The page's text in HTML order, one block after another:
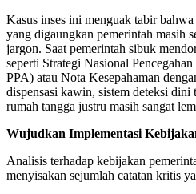
Kasus inses ini menguak tabir
yang digaungkan pemerintah masih
jargon. Saat pemerintah sibuk
seperti Strategi Nasional
PPA) atau Nota Kesepahaman
dispensasi kawin, sistem deteksi dini
rumah tangga justru masih sangat
Wujudkan Implementasi
Analisis terhadap kebijakan
menyisakan sejumlah catatan kritis